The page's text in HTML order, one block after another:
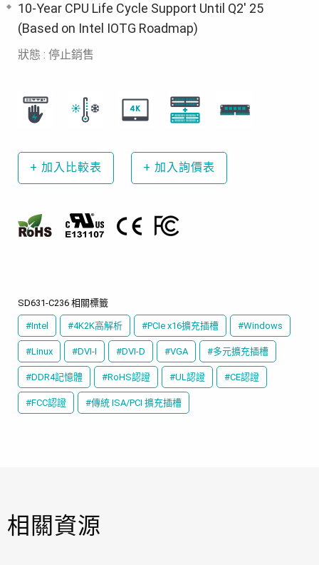
10-Year CPU Life Cycle Support Until Q2' 25
(Based on Intel IOTG Roadmap)
狀態 : 停止銷售
+ 加入比較表 + 加入詢價表
SD631-C236 相關標籤
#Intel #4K2K高解析 #PCIe x16擴充插槽 #Windows
#Linux #DVI-I #DVI-D #VGA #多元擴充插槽
#DDR4記憶體 #RoHS認證 #UL認證 #CE認證
#FCC認證 #傳統 ISA/PCI 擴充插槽
相關資源